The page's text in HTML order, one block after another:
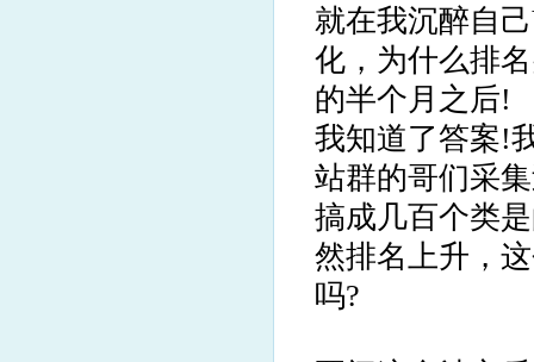
就在我沉醉自
化，为什么排
的半个月之后!
我知道了答案!
站群的哥们采
搞成几百个类
然排名上升，
吗?